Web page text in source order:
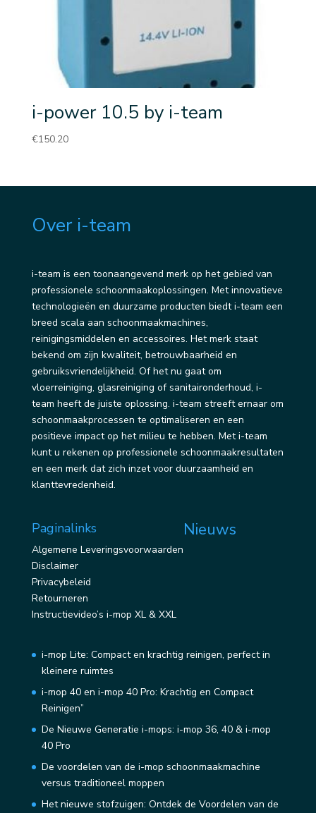
i-power 10.5 by i-team
€150.20
Over i-team
i-team is een toonaangevend merk op het gebied van
professionele schoonmaakoplossingen. Met innovatieve
technologieën en duurzame producten biedt i-team een
breed scala aan schoonmaakmachines,
reinigingsmiddelen en accessoires. Het merk staat
bekend om zijn kwaliteit, betrouwbaarheid en
gebruiksvriendelijkheid. Of het nu gaat om
vloerreiniging, glasreiniging of sanitaironderhoud, i-
team heeft de juiste oplossing. i-team streeft ernaar om
schoonmaakprocessen te optimaliseren en een
positieve impact op het milieu te hebben. Met i-team
kunt u rekenen op professionele schoonmaakresultaten
en een merk dat zich inzet voor duurzaamheid en
klanttevredenheid.
Paginalinks
Algemene Leveringsvoorwaarden
Disclaimer
Privacybeleid
Retourneren
Instructievideo’s i-mop XL & XXL
Nieuws
i-mop Lite: Compact en krachtig reinigen, perfect in
kleinere ruimtes
i-mop 40 en i-mop 40 Pro: Krachtig en Compact
Reinigen”
De Nieuwe Generatie i-mops: i-mop 36, 40 & i-mop
40 Pro
De voordelen van de i-mop schoonmaakmachine
versus traditioneel moppen
Het nieuwe stofzuigen: Ontdek de Voordelen van de